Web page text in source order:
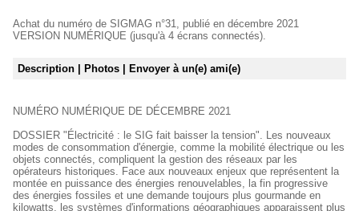
Achat du numéro de SIGMAG n°31, publié en décembre 2021
VERSION NUMÉRIQUE (jusqu'à 4 écrans connectés).
Description | Photos | Envoyer à un(e) ami(e)
NUMÉRO NUMÉRIQUE DE DÉCEMBRE 2021
DOSSIER "Électricité : le SIG fait baisser la tension". Les nouveaux
modes de consommation d'énergie, comme la mobilité électrique ou les
objets connectés, compliquent la gestion des réseaux par les
opérateurs historiques. Face aux nouveaux enjeux que représentent la
montée en puissance des énergies renouvelables, la fin progressive
des énergies fossiles et une demande toujours plus gourmande en
kilowatts, les systèmes d'informations géographiques apparaissent plus